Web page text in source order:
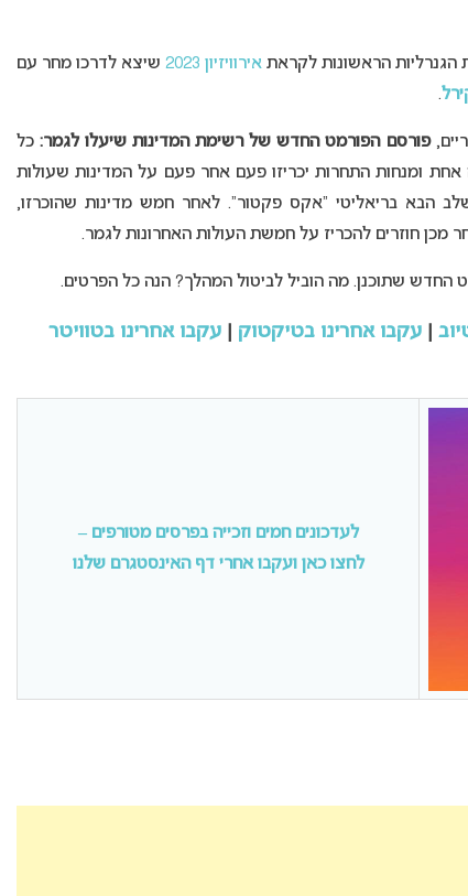
הגנרליות הראשונות לקראת אירוויזיון 2023
שיצא לדרכו מחר עם
.
פורסם הפורמט החדש של רשימת המדינות שיעלו לגמר:כל
ומנחות התחרות יכריזו פעם אחר פעם על המדינות שעולות
הבא בריאליטי “אקס פקטור”. לאחר חמש מדינות שהוכרזו,
מכן חוזרים להכריז על חמשת העולות האחרונות לגמר.
שתוכנן. מה הוביל לביטול המהלך? הנה כל הפרטים.
עקבו אחרינו בטיקטוק עקבו אחרינו בטוויטר
לעדכונים חמים וזכייה בפרסים מטורפים –
לחצו כאן ועקבו אחרי דף האינסטגרם שלנו